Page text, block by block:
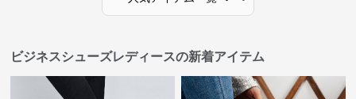
ビジネスシューズレディースの新着アイテム